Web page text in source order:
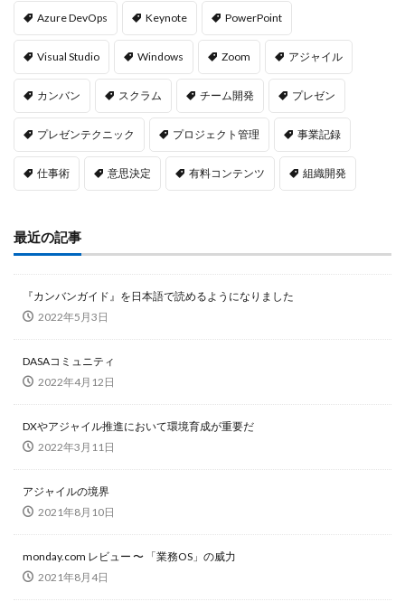
Azure DevOps Keynote PowerPoint
Visual Studio Windows Zoom アジャイル
カンバン スクラム チーム開発 プレゼン
プレゼンテクニック プロジェクト管理 事業記録
仕事術 意思決定 有料コンテンツ 組織開発
最近の記事
『カンバンガイド』を日本語で読めるようになりました
2022年5月3日
DASAコミュニティ
2022年4月12日
DXやアジャイル推進において環境育成が重要だ
2022年3月11日
アジャイルの境界
2021年8月10日
monday.com レビュー 〜 「業務OS」の威力
2021年8月4日